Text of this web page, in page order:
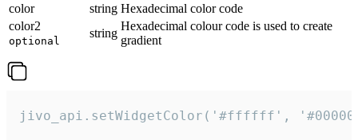
color
string Hexadecimal color code
color2
optional
string
Hexadecimal colour code is used to create
gradient
jivo_api.setWidgetColor('#ffffff',